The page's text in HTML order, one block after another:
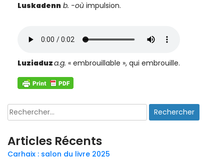
Luskadenn b. -où impulsion.
Luziaduza.g. « embrouillable », qui embrouille.
Rechercher :
Articles Récents
Carhaix : salon du livre 2025